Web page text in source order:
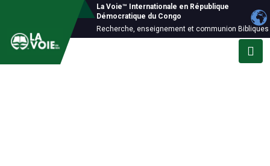
La Voie™ Internationale en République
Démocratique du Congo
Recherche, enseignement et communion Bibliques